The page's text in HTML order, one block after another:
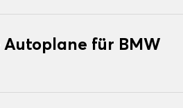
Autoplane für BMW